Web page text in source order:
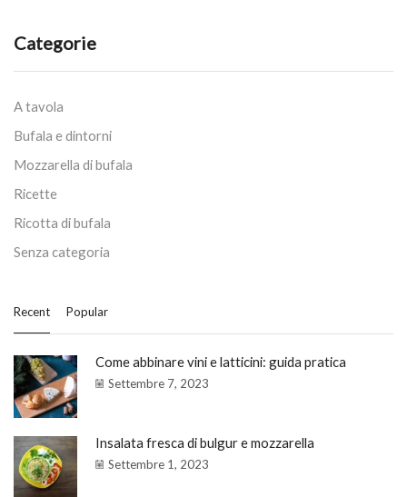
Categorie
A tavola
Bufala e dintorni
Mozzarella di bufala
Ricette
Ricotta di bufala
Senza categoria
Recent Popular
Come abbinare vini e latticini: guida pratica
Settembre 7, 2023
Insalata fresca di bulgur e mozzarella
Settembre 1, 2023